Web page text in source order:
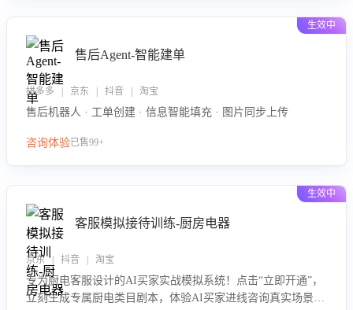
生效中
售后Agent-智能建单
拼多多 | 京东 | 抖音 | 淘宝
售后机器人 · 工单创建 · 信息智能填充 · 图片同步上传
咨询体验已售99+
生效中
客服模拟接待训练-厨房电器
京东 | 抖音 | 淘宝
专为厨电客服设计的AI买家实战模拟系统！点击“立即开通”，
立刻生成专属厨电类目剧本，体验AI买家进线咨询真实场景训